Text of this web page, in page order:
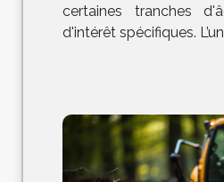
certaines tranches
d'intérêt spécifiques.